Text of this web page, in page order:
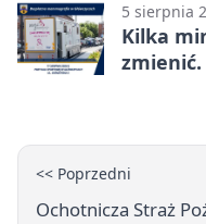
5 sierpnia
Kilka
<< Poprzedni
Ochotnicza Straż